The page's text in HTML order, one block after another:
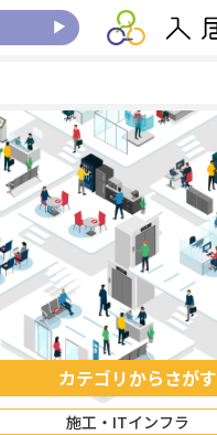
カテゴリからさがす
施工・ITインフラ